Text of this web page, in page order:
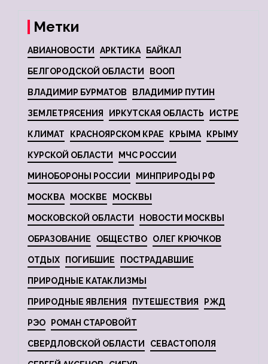
Метки
АВИАНОВОСТИ АРКТИКА БАЙКАЛ
БЕЛГОРОДСКОЙ ОБЛАСТИ ВООП
ВЛАДИМИР БУРМАТОВ ВЛАДИМИР ПУТИН
ЗЕМЛЕТРЯСЕНИЯ ИРКУТСКАЯ ОБЛАСТЬ ИСТРЕ
КЛИМАТ КРАСНОЯРСКОМ КРАЕ КРЫМА КРЫМУ
КУРСКОЙ ОБЛАСТИ МЧС РОССИИ
МИНОБОРОНЫ РОССИИ МИНПРИРОДЫ РФ
МОСКВА МОСКВЕ МОСКВЫ
МОСКОВСКОЙ ОБЛАСТИ НОВОСТИ МОСКВЫ
ОБРАЗОВАНИЕ ОБЩЕСТВО ОЛЕГ КРЮЧКОВ
ОТДЫХ ПОГИБШИЕ ПОСТРАДАВШИЕ
ПРИРОДНЫЕ КАТАКЛИЗМЫ
ПРИРОДНЫЕ ЯВЛЕНИЯ ПУТЕШЕСТВИЯ РЖД
РЭО РОМАН СТАРОВОЙТ
СВЕРДЛОВСКОЙ ОБЛАСТИ СЕВАСТОПОЛЯ